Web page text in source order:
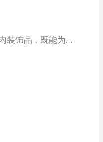
装饰品，既能为…